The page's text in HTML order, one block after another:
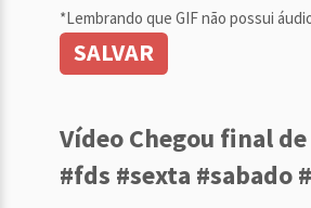
*Lembrando que GIF não possui
SALVAR
Vídeo Chegou final
#fds #sexta #sabado